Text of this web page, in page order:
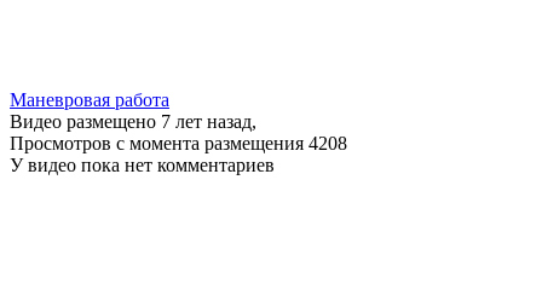
Маневровая работа
Видео размещено 7 лет назад,
Просмотров с момента размещения 4208
У видео пока нет комментариев